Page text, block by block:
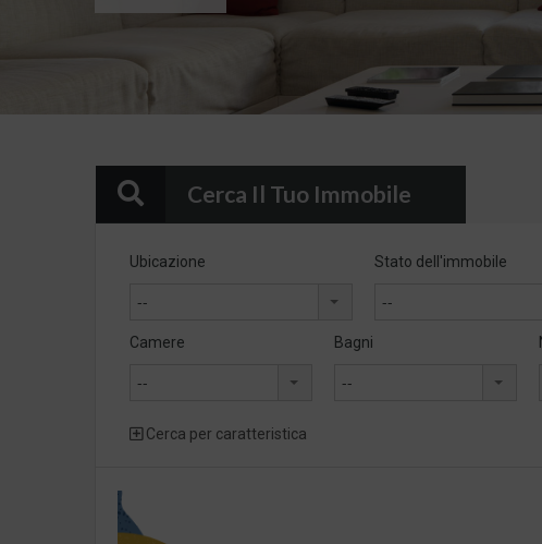
Cerca Il Tuo Immobile
Ubicazione
--
Stato dell'immobile
--
Camere
--
Bagni
--
Cerca per caratteristica